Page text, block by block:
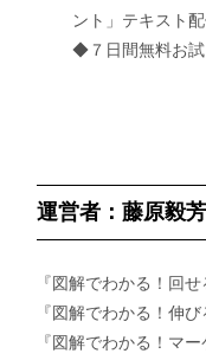
ント」テキスト
◆７日間無料お試
運営者：藤原毅
『図解でわかる！回
『図解でわかる！伸
『図解でわかる！マ